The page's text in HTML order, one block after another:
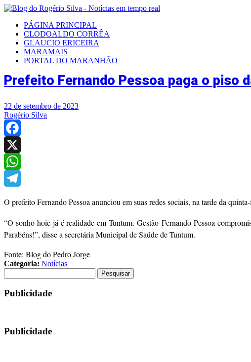
PÁGINA PRINCIPAL
CLODOALDO CORRÊA
GLAUCIO ERICEIRA
MARAMAIS
PORTAL DO MARANHÃO
Prefeito Fernando Pessoa paga o piso
22 de setembro de 2023
Rogério Silva
Facebook
X
WhatsApp
O prefeito Fernando Pessoa anunciou em suas redes sociais, na tarde da
“O sonho hoie já é realidade em Tuntum. Gestão Fernando Pessoa
Parabéns!”, disse a secretária Municipal de Saúde de Tuntum.
Fonte: Blog do Pedro Jorge
Categoria: Notícias
por:
Publicidade
Publicidade